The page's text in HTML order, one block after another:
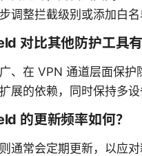
调整拦截级别或添加白名
对比其他防护工具有
、在 VPN 通道层面保护
展的依赖，同时保持多设
的更新频率如何？
通常会定期更新，以应